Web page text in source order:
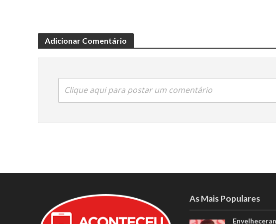
Adicionar Comentário
Clique aqui para postar um comentário
As Mais Populares